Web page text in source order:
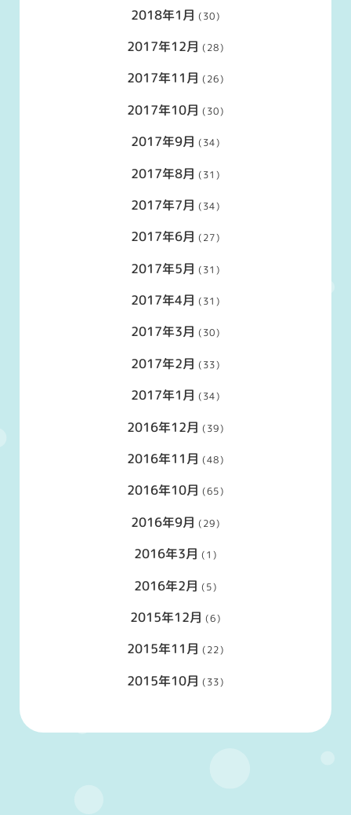
2018年1月 (30)
2017年12月 (28)
2017年11月 (26)
2017年10月 (30)
2017年9月 (34)
2017年8月 (31)
2017年7月 (34)
2017年6月 (27)
2017年5月 (31)
2017年4月 (31)
2017年3月 (30)
2017年2月 (33)
2017年1月 (34)
2016年12月 (39)
2016年11月 (48)
2016年10月 (65)
2016年9月 (29)
2016年3月 (1)
2016年2月 (5)
2015年12月 (6)
2015年11月 (22)
2015年10月 (33)